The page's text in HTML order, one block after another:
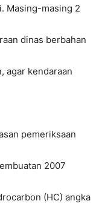
Masing-masing 2
dinas berbahan
agar kendaraan
pemeriksaan
2007
(HC) angka